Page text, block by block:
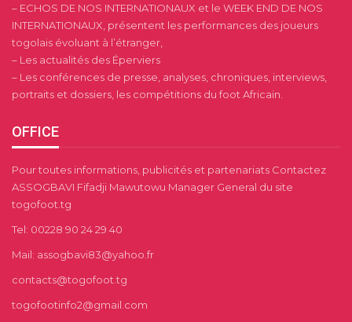
– ECHOS DE NOS INTERNATIONAUX et le WEEK END DE NOS
INTERNATIONAUX, présentent les performances des joueurs
togolais évoluant à l’étranger,
– Les actualités des Éperviers
– Les conférences de presse, analyses, chroniques, interviews,
portraits et dossiers, les compétitions du foot Africain.
OFFICE
Pour toutes informations, publicités et partenariats Contactez
ASSOGBAVI Fifadji Mawutowu Manager General du site
togofoot.tg
Tel: 00228 90 24 29 40
Mail: assogbavi83@yahoo.fr
contacts@togofoot.tg
togofootinfo2@gmail.com